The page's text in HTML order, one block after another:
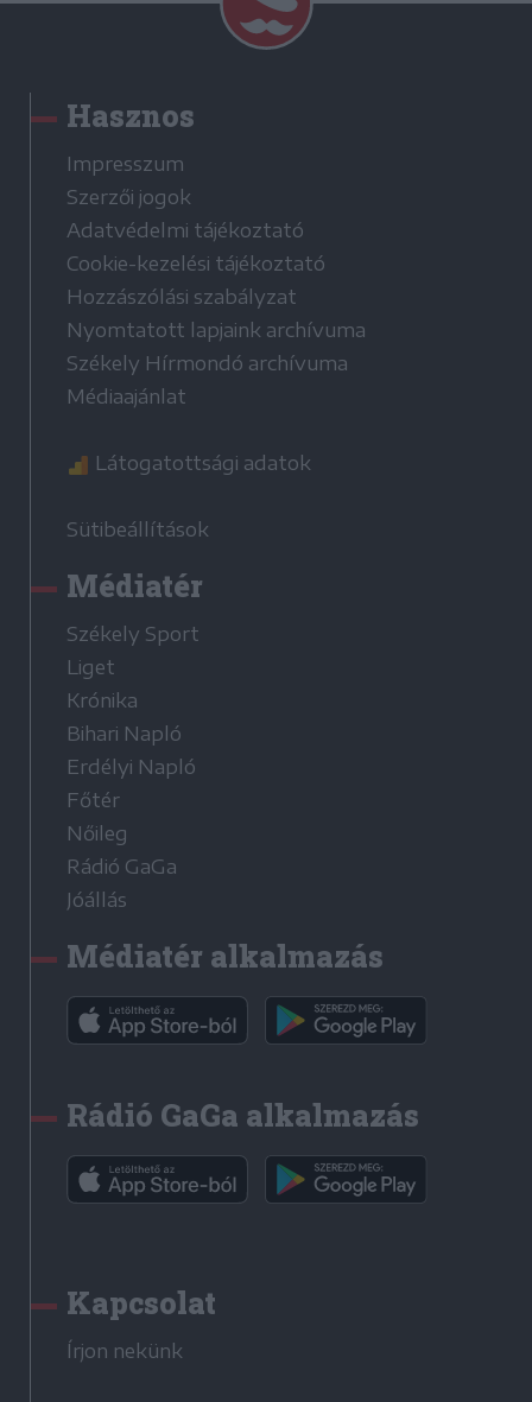
Hasznos
Impresszum
Szerzői jogok
Adatvédelmi tájékoztató
Cookie-kezelési tájékoztató
Hozzászólási szabályzat
Nyomtatott lapjaink archívuma
Székely Hírmondó archívuma
Médiaajánlat
Látogatottsági adatok
Sütibeállítások
Médiatér
Székely Sport
Liget
Krónika
Bihari Napló
Erdélyi Napló
Főtér
Nőileg
Rádió GaGa
Jóállás
Médiatér alkalmazás
Rádió GaGa alkalmazás
Kapcsolat
Írjon nekünk